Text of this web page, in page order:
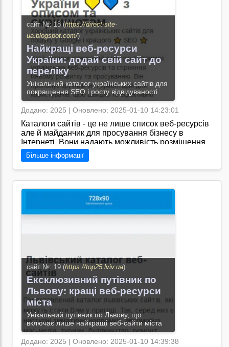
сайт №: 18 (https://direct-site-
ua.blogspot.com/)
Найкращі веб-ресурси
України: додай свій сайт до
переліку
Унікальний каталог українських сайтів для
покращення SEO і росту відвідуваності
Додано: 2025 | Оновлено: 2025-01-10 14:23:01
Каталоги сайтів - це не лише список веб-ресурсів
але й майданчик для просування бізнесу в
Інтернеті. Вони надають можливість розміщення
посилань на власний сайт що допомагає
збільшити трафік і підвищити його видимість у
пошукових системах./"https://direct-site-
ua.blogspot.com/ - це сайт, який надає корисні
поради з просування сайту в пошукових системах
та SEO оптимізації. Тут можна знайти цікаву
інформацію про ефективні методи п
Більше інформації
сайт №: 19 (https://top25.lviv.ua)
Ексклюзивний путівник по
Львову: кращі веб-ресурси
міста
Унікальний путівник по Львову, що
включає лише найкращі веб-сайти міста
Додано: 2025 | Оновлено: 2025-01-10 14:39:38